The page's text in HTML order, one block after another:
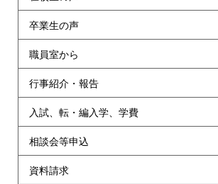
卒業生の声
職員室から
行事紹介・報告
入試、転・編入学、学費
相談会等申込
資料請求